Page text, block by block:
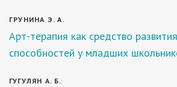
ГРУНИНА Э. А.
Арт-терапия как средство
способностей у младших
ГУГУЛЯН А. Б.